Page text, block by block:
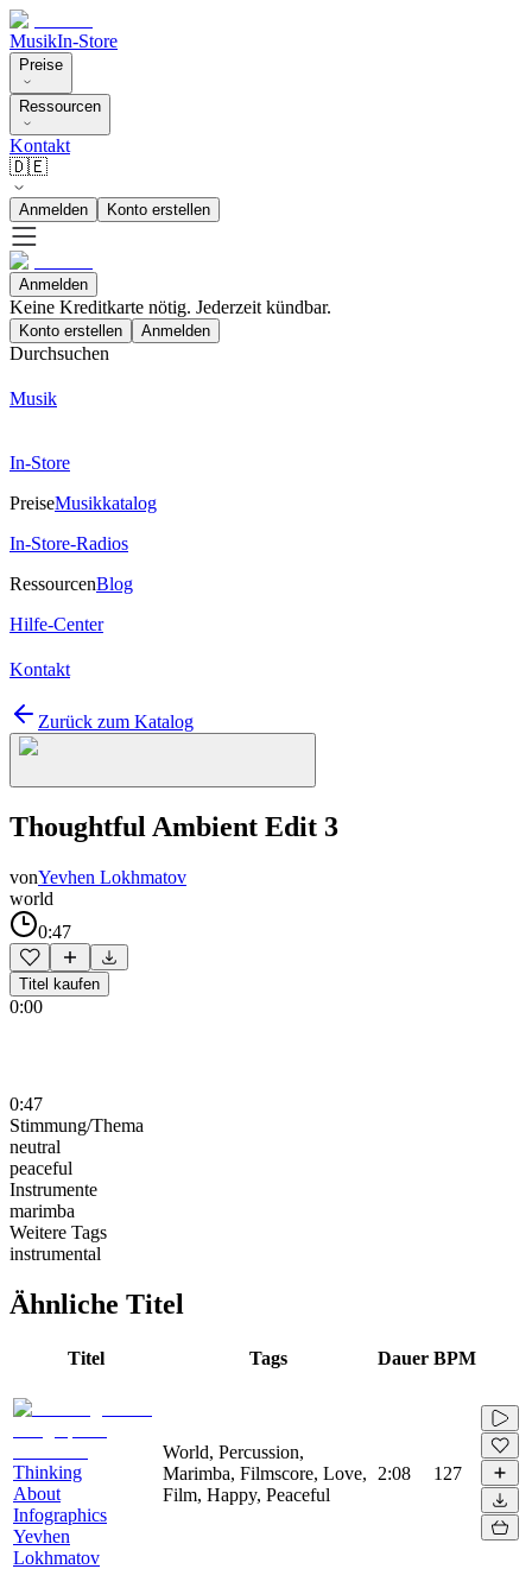
MusikIn-Store
Preise
Ressourcen
Kontakt
🇩🇪
Anmelden Konto erstellen
Anmelden
Keine Kreditkarte nötig. Jederzeit kündbar.
Konto erstellen Anmelden
Durchsuchen
Musik
In-Store
PreiseMusikkatalog
In-Store-Radios
RessourcenBlog
Hilfe-Center
Kontakt
Zurück zum Katalog
Thoughtful Ambient Edit 3
vonYevhen Lokhmatov
world
0:47
Titel kaufen
0:00
0:47
Stimmung/Thema
neutral
peaceful
Instrumente
marimba
Weitere Tags
instrumental
Ähnliche Titel
Titel Tags Dauer BPM
Thinking
About
Infographics
Yevhen
Lokhmatov
World, Percussion,
Marimba, Filmscore, Love,
Film, Happy, Peaceful
2:08 127